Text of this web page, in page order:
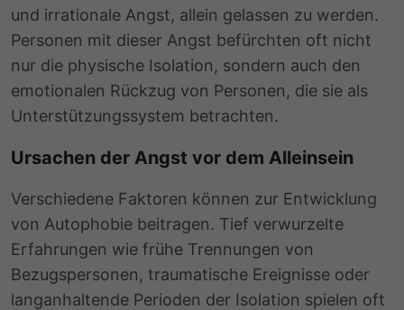
und irrationale Angst, allein gelassen zu werden.
Personen mit dieser Angst befürchten oft nicht
nur die physische Isolation, sondern auch den
emotionalen Rückzug von Personen, die sie als
Unterstützungssystem betrachten.
Ursachen der Angst vor dem Alleinsein
Verschiedene Faktoren können zur Entwicklung
von Autophobie beitragen. Tief verwurzelte
Erfahrungen wie frühe Trennungen von
Bezugspersonen, traumatische Ereignisse oder
langanhaltende Perioden der Isolation spielen oft